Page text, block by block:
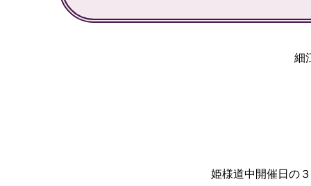
細
姫様道中開催日の